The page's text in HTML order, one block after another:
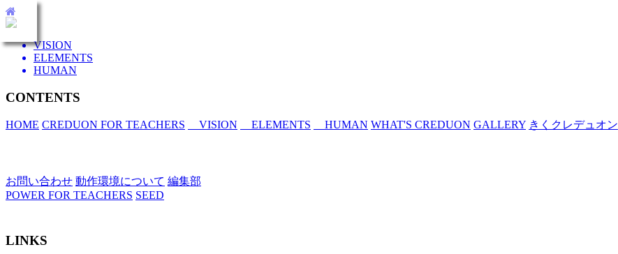
VISION
ELEMENTS
HUMAN
CONTENTS
HOME CREDUON FOR TEACHERS VISION ELEMENTS HUMAN WHAT'S CREDUON GALLERY きくクレデュオン
お問い合わせ 動作環境について 編集部
POWER FOR TEACHERS SEED
LINKS
toggle
navigation